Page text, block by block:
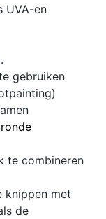
UVA-en
gebruiken
ronde
te combineren
knippen met
de